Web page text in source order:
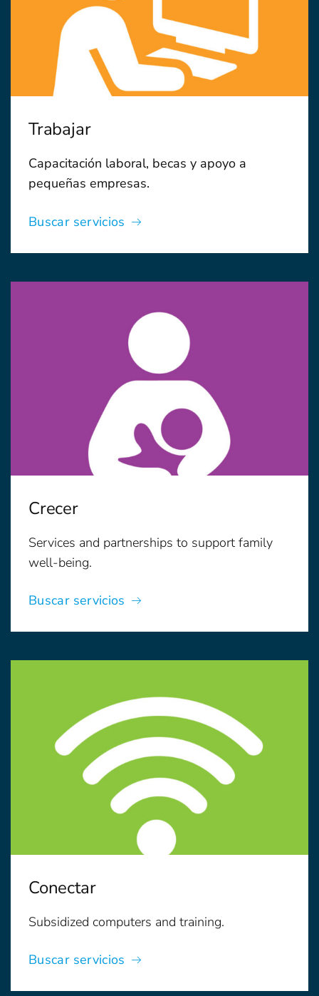
Trabajar
Capacitación laboral, becas y apoyo a
pequeñas empresas.
Buscar servicios
Crecer
Services and partnerships to support family
well-being.
Buscar servicios
Conectar
Subsidized computers and training.
Buscar servicios